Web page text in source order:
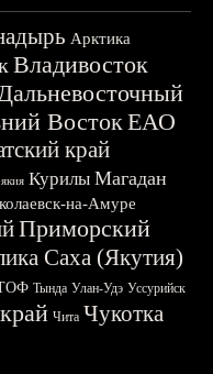
Арктика
Владивосток
ВостокЕАО
край
Курилы Магадан
на-Амуре
Приморский
Саха (Якутия)
Тында Улан-Удэ Уссурийск
Чита Чукотка